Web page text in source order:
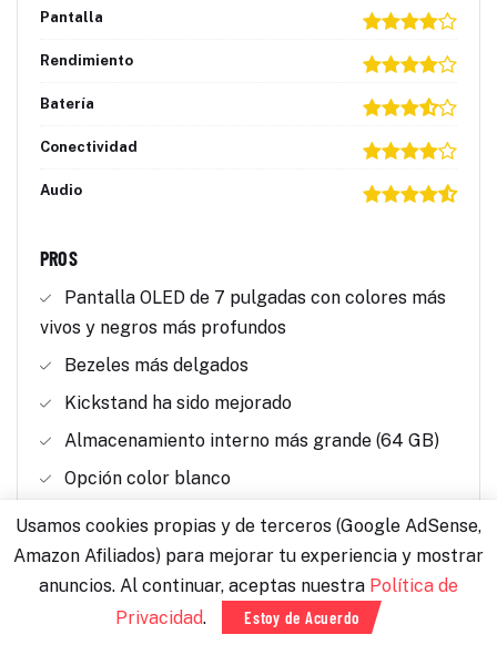
Pantalla
Rendimiento
Batería
Conectividad
Audio
PROS
Pantalla OLED de 7 pulgadas con colores más
vivos y negros más profundos
Bezeles más delgados
Kickstand ha sido mejorado
Almacenamiento interno más grande (64 GB)
Opción color blanco
CONS
Precio elevado (aprox. 7,000 MXN)
Sin mejoras en el modo televisor
Usamos cookies propias y de terceros (Google AdSense,
Amazon Afiliados) para mejorar tu experiencia y mostrar
anuncios. Al continuar, aceptas nuestra Política de
Privacidad. Estoy de Acuerdo